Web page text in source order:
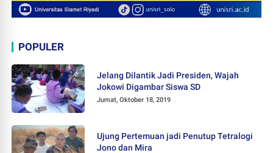
POPULER
Jelang Dilantik Jadi Presiden, Wajah
Jokowi Digambar Siswa SD
Jumat, Oktober 18, 2019
Ujung Pertemuan jadi Penutup Tetralogi
Jono dan Mira